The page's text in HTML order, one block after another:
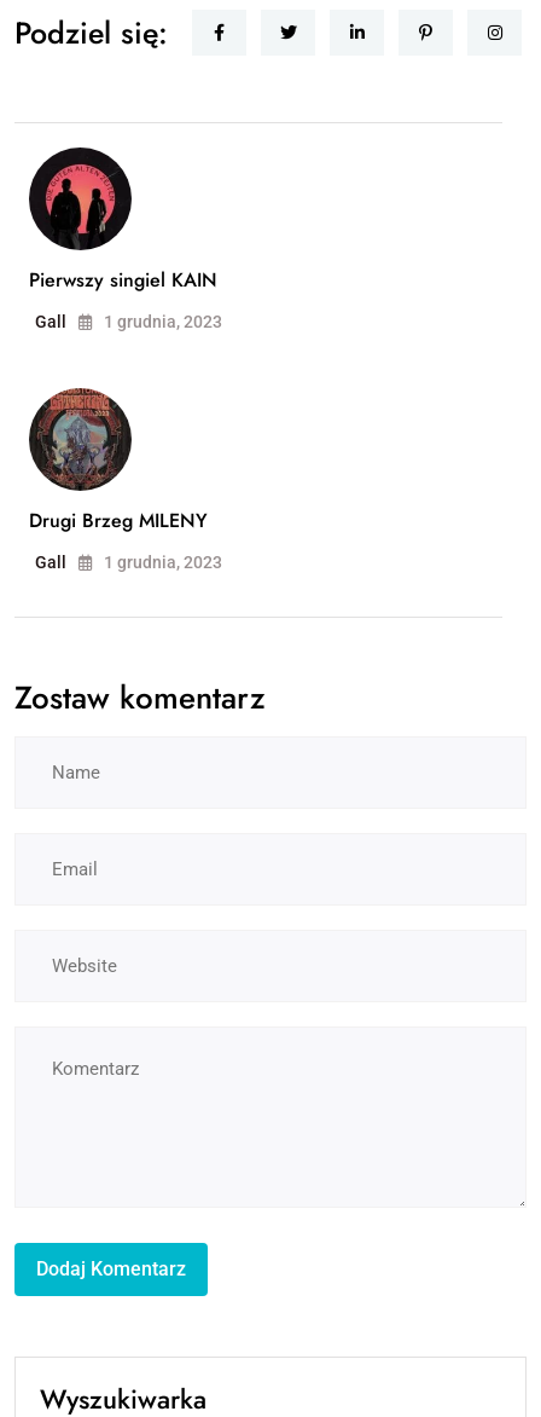
Podziel się:
Pierwszy singiel KAIN
Gall 1 grudnia, 2023
Drugi Brzeg MILENY
Gall 1 grudnia, 2023
Zostaw komentarz
Wyszukiwarka